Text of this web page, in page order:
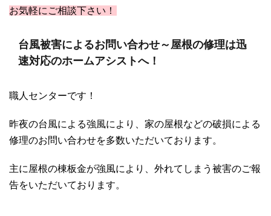
お気軽にご相談下さい！
台風被害によるお問い合わせ～屋根の修理は迅
速対応のホームアシストへ！
職人センターです！
昨夜の台風による強風により、家の屋根などの破損による
修理のお問い合わせを多数いただいております。
主に屋根の棟板金が強風により、外れてしまう被害のご報
告をいただいております。